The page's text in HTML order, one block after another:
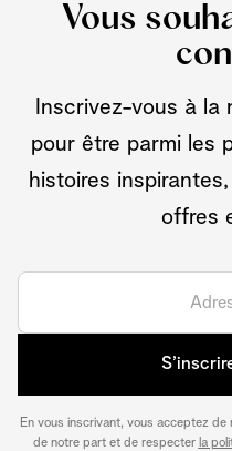
Vous
Inscrivez-vous à
pour être parmi les
histoires
offres
En vous inscrivant, vous acceptez de
de notre part et de respecter la